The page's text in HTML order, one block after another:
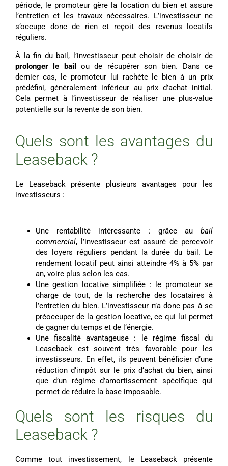
période, le promoteur gère la location du bien et assure
l’entretien et les travaux nécessaires. L’investisseur ne
s’occupe donc de rien et reçoit des revenus locatifs
réguliers.
À la fin du bail, l’investisseur peut choisir de choisir de
prolonger le bail ou de récupérer son bien. Dans ce
dernier cas, le promoteur lui rachète le bien à un prix
prédéfini, généralement inférieur au prix d’achat initial.
Cela permet à l’investisseur de réaliser une plus-value
potentielle sur la revente de son bien.
Quels sont les avantages du
Leaseback ?
Le Leaseback présente plusieurs avantages pour les
investisseurs :
Une rentabilité intéressante : grâce au bail
commercial, l’investisseur est assuré de percevoir
des loyers réguliers pendant la durée du bail. Le
rendement locatif peut ainsi atteindre 4% à 5% par
an, voire plus selon les cas.
Une gestion locative simplifiée : le promoteur se
charge de tout, de la recherche des locataires à
l’entretien du bien. L’investisseur n’a donc pas à se
préoccuper de la gestion locative, ce qui lui permet
de gagner du temps et de l’énergie.
Une fiscalité avantageuse : le régime fiscal du
Leaseback est souvent très favorable pour les
investisseurs. En effet, ils peuvent bénéficier d’une
réduction d’impôt sur le prix d’achat du bien, ainsi
que d’un régime d’amortissement spécifique qui
permet de réduire la base imposable.
Quels sont les risques du
Leaseback ?
Comme tout investissement, le Leaseback présente